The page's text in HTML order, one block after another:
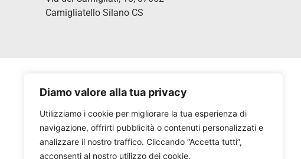
Diamo valore alla tua privacy
Utilizziamo i cookie per migliorare la tua esperienza di
navigazione, offrirti pubblicità o contenuti personalizzati e
analizzare il nostro traffico. Cliccando “Accetta tutti”,
acconsenti al nostro utilizzo dei cookie.
Camigliatello Silano CS